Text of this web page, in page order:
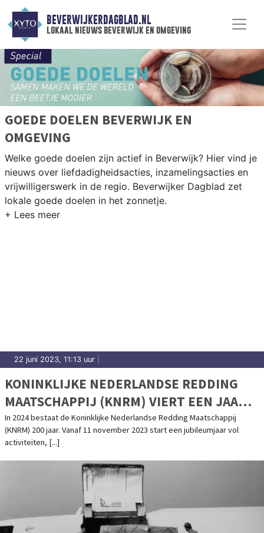
BEVERWIJKERDAGBLAD.NL
lokaal nieuws beverwijk en omgeving
GOEDE DOELEN BEVERWIJK EN
OMGEVING
Welke goede doelen zijn actief in Beverwijk? Hier vind je
nieuws over liefdadigheidsacties, inzamelingsacties en
vrijwilligerswerk in de regio. Beverwijker Dagblad zet
lokale goede doelen in het zonnetje.
22 juni 2023, 11:13 uur
KONINKLIJKE NEDERLANDSE REDDING
MAATSCHAPPIJ (KNRM) VIERT EEN JAAR
LANG 200-JARIG BESTAAN
In 2024 bestaat de Koninklijke Nederlandse Redding Maatschappij
(KNRM) 200 jaar. Vanaf 11 november 2023 start een jubileumjaar vol
activiteiten, [...]